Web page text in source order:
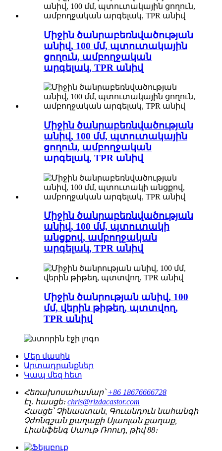
Միջին ծանրաբեռնվածության
անիվ, 100 մմ, պտուտակային
ցողուն, ամբողջական
արգելակ, TPR անիվ
Միջին ծանրաբեռնվածության
անիվ, 100 մմ, պտուտակային
ցողուն, ամբողջական
արգելակ, TPR անիվ
Միջին ծանրաբեռնվածության
անիվ, 100 մմ, պտուտակի
անցքով, ամբողջական
արգելակ, TPR անիվ
Միջին ծանրության անիվ, 100
մմ, վերին թիթեղ, պտտվող,
TPR անիվ
Մեր մասին
Արտադրանքներ
Կապ մեզ հետ
Հեռախոսահամար՝ +86 18676666728
Էլ․ հասցե։ chris@rizdacastor.com
Հասցե՝ Չինաստան, Գուանդուն նահանգի
Չժոնգշան քաղաքի Սյաոլան քաղաք,
Լիանֆենգ Սաութ Ռոուդ, թիվ 88։